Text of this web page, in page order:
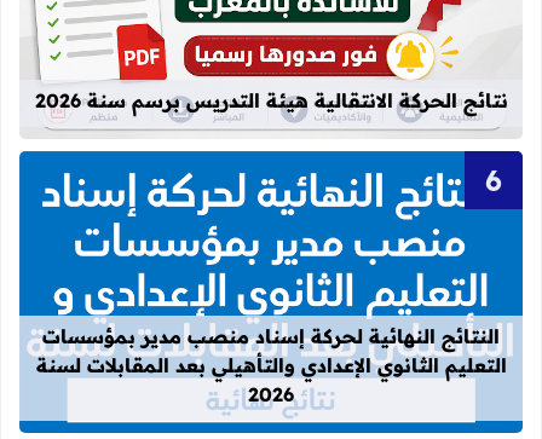
نتائج الحركة الانتقالية هيئة التدريس برسم سنة 2026
قراءة المزيد عن النتائج النهائية
النتائج النهائية لحركة إسناد منصب مدير بمؤسسات
التعليم الثانوي الإعدادي والتأهيلي بعد المقابلات لسنة
2026